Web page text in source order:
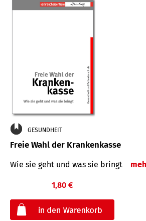
GESUNDHEIT
Freie Wahl der Krankenkasse
Wie sie geht und was sie bringt
1,80 €